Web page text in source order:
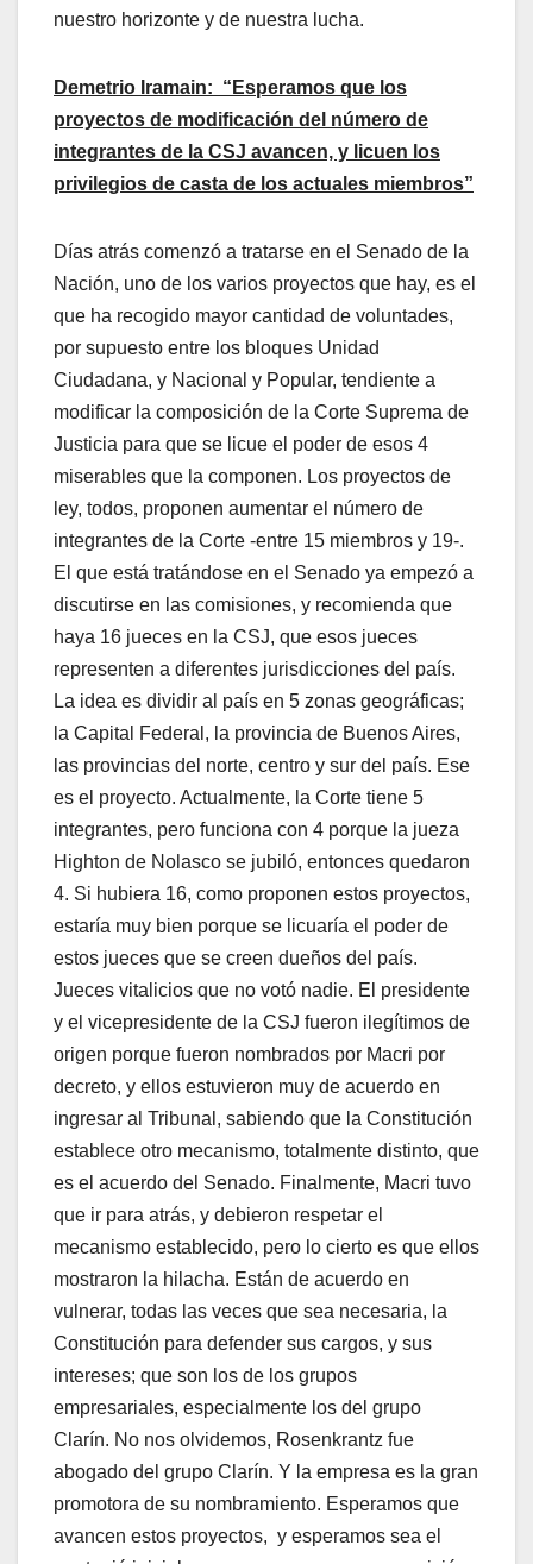
nuestro horizonte y de nuestra lucha.
Demetrio Iramain: “Esperamos que los
proyectos de modificación del número de
integrantes de la CSJ avancen, y licuen los
privilegios de casta de los actuales miembros”
Días atrás comenzó a tratarse en el Senado de la
Nación, uno de los varios proyectos que hay, es el
que ha recogido mayor cantidad de voluntades,
por supuesto entre los bloques Unidad
Ciudadana, y Nacional y Popular, tendiente a
modificar la composición de la Corte Suprema de
Justicia para que se licue el poder de esos 4
miserables que la componen. Los proyectos de
ley, todos, proponen aumentar el número de
integrantes de la Corte -entre 15 miembros y 19-.
El que está tratándose en el Senado ya empezó a
discutirse en las comisiones, y recomienda que
haya 16 jueces en la CSJ, que esos jueces
representen a diferentes jurisdicciones del país.
La idea es dividir al país en 5 zonas geográficas;
la Capital Federal, la provincia de Buenos Aires,
las provincias del norte, centro y sur del país. Ese
es el proyecto. Actualmente, la Corte tiene 5
integrantes, pero funciona con 4 porque la jueza
Highton de Nolasco se jubiló, entonces quedaron
4. Si hubiera 16, como proponen estos proyectos,
estaría muy bien porque se licuaría el poder de
estos jueces que se creen dueños del país.
Jueces vitalicios que no votó nadie. El presidente
y el vicepresidente de la CSJ fueron ilegítimos de
origen porque fueron nombrados por Macri por
decreto, y ellos estuvieron muy de acuerdo en
ingresar al Tribunal, sabiendo que la Constitución
establece otro mecanismo, totalmente distinto, que
es el acuerdo del Senado. Finalmente, Macri tuvo
que ir para atrás, y debieron respetar el
mecanismo establecido, pero lo cierto es que ellos
mostraron la hilacha. Están de acuerdo en
vulnerar, todas las veces que sea necesaria, la
Constitución para defender sus cargos, y sus
intereses; que son los de los grupos
empresariales, especialmente los del grupo
Clarín. No nos olvidemos, Rosenkrantz fue
abogado del grupo Clarín. Y la empresa es la gran
promotora de su nombramiento. Esperamos que
avancen estos proyectos, y esperamos sea el